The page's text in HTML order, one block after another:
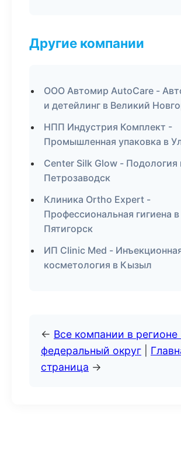
Другие компании
ООО Автомир AutoCare -
и детейлинг в Великий
НПП Индустрия Комплект -
Промышленная упаковка в
Center Silk Glow - Подология
Петрозаводск
Клиника Ortho Expert -
Профессиональная гигиена в
Пятигорск
ИП Clinic Med -
косметология в Кызыл
← Все компании в
федеральный округ
страница →